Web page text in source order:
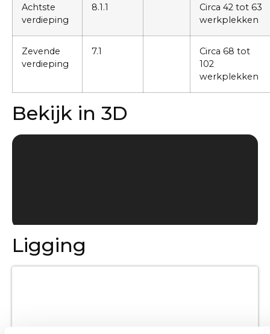
Achtste
verdieping
8.1.1
Circa 42 tot 63
werkplekken
Zevende
verdieping
7.1
Circa 68 tot
102
werkplekken
Bekijk in 3D
Ligging